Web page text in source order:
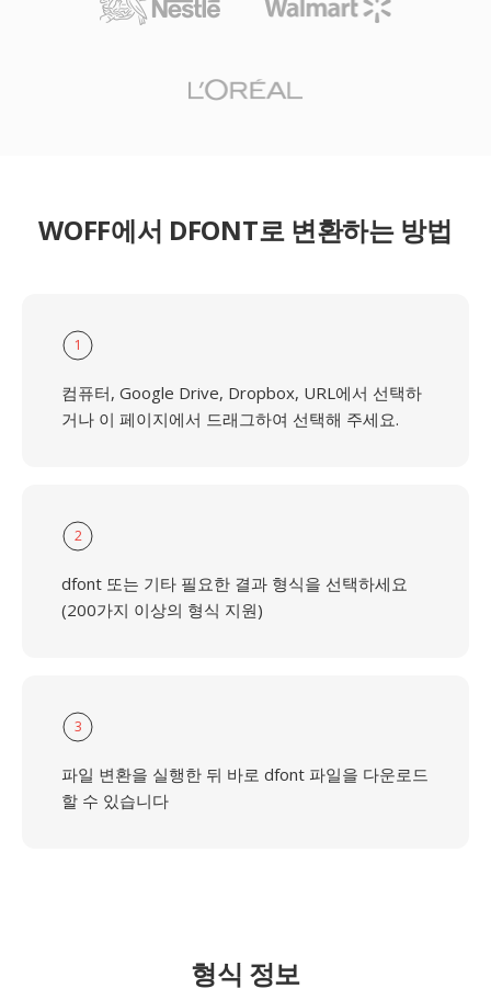
WOFF에서 DFONT로 변환하는 방법
1
컴퓨터, Google Drive, Dropbox, URL에서 선택하
거나 이 페이지에서 드래그하여 선택해 주세요.
2
dfont 또는 기타 필요한 결과 형식을 선택하세요
(200가지 이상의 형식 지원)
3
파일 변환을 실행한 뒤 바로 dfont 파일을 다운로드
할 수 있습니다
형식 정보